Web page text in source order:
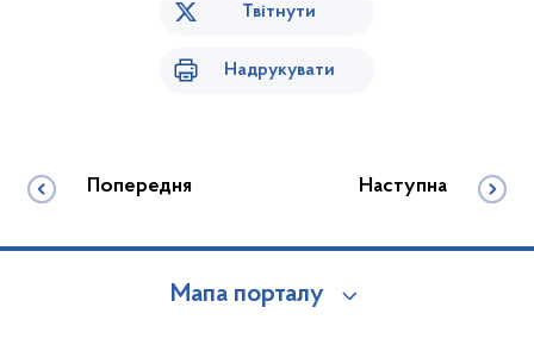
Твітнути
Надрукувати
Попередня Наступна
Мапа порталу